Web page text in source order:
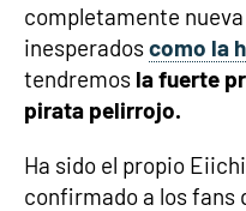
completamente
inesperadoscomo la
tendremos la fuerte
pirata pelirrojo.
Ha sido el propio
confirmado a los fans